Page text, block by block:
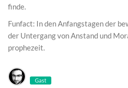
finde.
Funfact: In den Anfangstagen der
der Untergang von Anstand und
prophezeit.
Gast